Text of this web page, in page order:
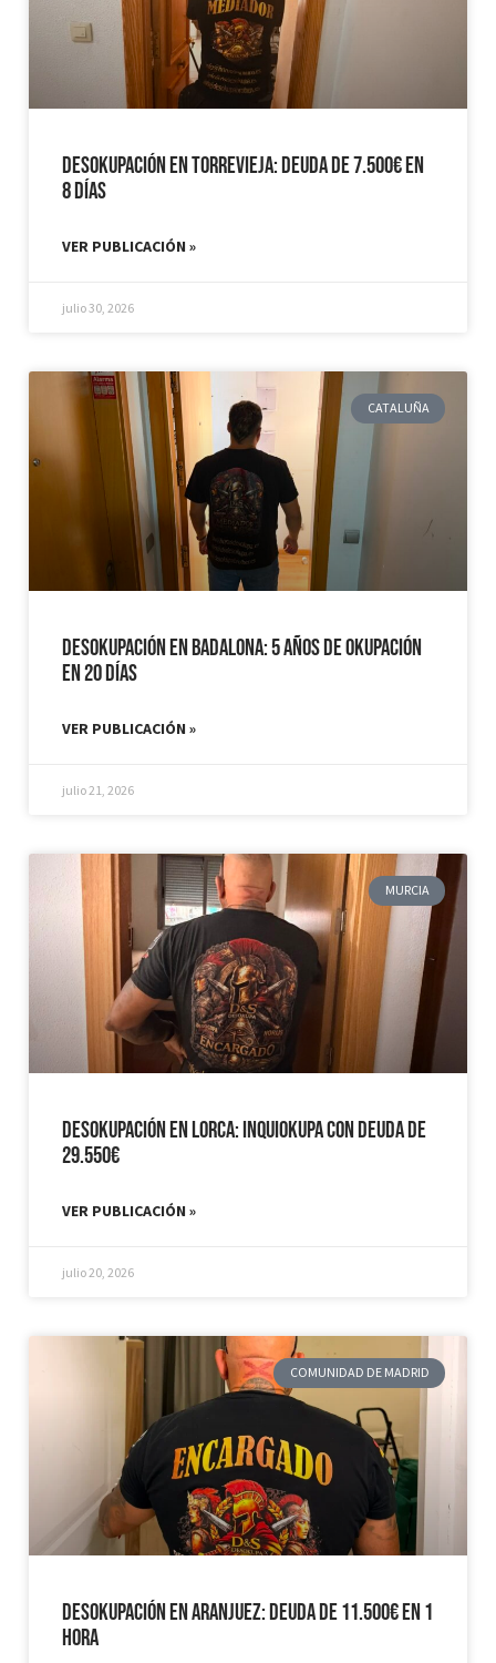
Desokupación en Torrevieja: Deuda de 7.500€ en
8 días
VER PUBLICACIÓN »
julio 30, 2026
CATALUÑA
Desokupación en Badalona: 5 años de Okupación
en 20 días
VER PUBLICACIÓN »
julio 21, 2026
MURCIA
Desokupación en Lorca: Inquiokupa con Deuda de
29.550€
VER PUBLICACIÓN »
julio 20, 2026
COMUNIDAD DE MADRID
Desokupación en Aranjuez: Deuda de 11.500€ en 1
hora